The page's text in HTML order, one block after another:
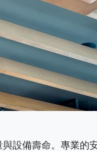
設備壽命。專業的